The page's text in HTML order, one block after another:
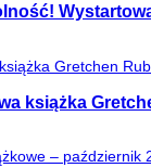
książka